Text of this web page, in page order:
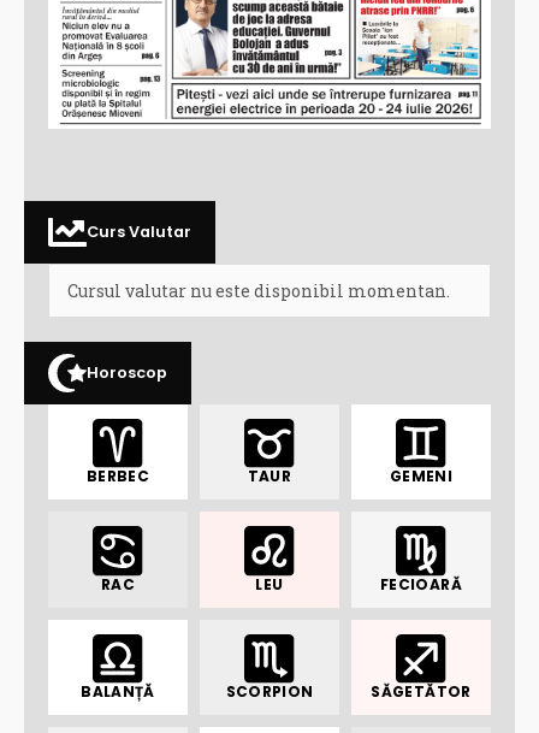
Curs Valutar
Cursul valutar nu este disponibil momentan.
Horoscop
BERBEC TAUR GEMENI
RAC LEU FECIOARĂ
BALANȚĂ SCORPION SĂGETĂTOR